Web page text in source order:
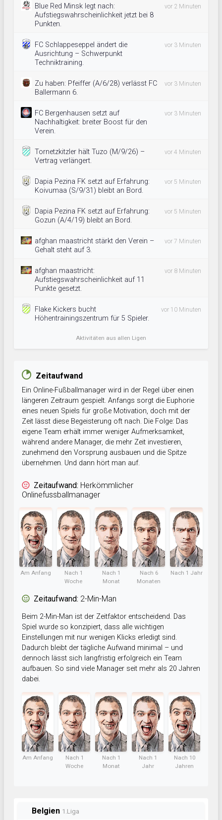
Blue Red Minsk legt nach:
Aufstiegswahrscheinlichkeit jetzt bei 8
Punkten.
vor 2 Minuten
FC Schlappeseppel ändert die
Ausrichtung – Schwerpunkt
Techniktraining.
vor 3 Minuten
Zu haben: Pfeiffer (A/6/28) verlässt FC
Ballermann 6.
vor 3 Minuten
FC Bergenhausen setzt auf
Nachhaltigkeit: breiter Boost für den
Verein.
vor 3 Minuten
Tornetzkitzler hält Tuzo (M/9/26) –
Vertrag verlängert.
vor 4 Minuten
Dapia Pezina FK setzt auf Erfahrung:
Koivumaa (S/9/31) bleibt an Bord.
vor 5 Minuten
Dapia Pezina FK setzt auf Erfahrung:
Gozun (A/4/19) bleibt an Bord.
vor 5 Minuten
afghan maastricht stärkt den Verein –
Gehalt steht auf 3.
vor 7 Minuten
afghan maastricht:
Aufstiegswahrscheinlichkeit auf 11
Punkte gesetzt.
vor 8 Minuten
Flake Kickers bucht
Höhentrainingszentrum für 5 Spieler.
vor 10 Minuten
Aktivitäten aus allen Ligen
Zeitaufwand
Ein Online-Fußballmanager wird in der Regel über einen
längeren Zeitraum gespielt. Anfangs sorgt die Euphorie
eines neuen Spiels für große Motivation, doch mit der
Zeit lässt diese Begeisterung oft nach. Die Folge: Das
eigene Team erhält immer weniger Aufmerksamkeit,
während andere Manager, die mehr Zeit investieren,
zunehmend den Vorsprung ausbauen und die Spitze
übernehmen. Und dann hört man auf.
Zeitaufwand: Herkömmlicher
Onlinefussballmanager
Am Anfang
Nach 1
Woche
Nach 1
Monat
Nach 6
Monaten
Nach 1 Jahr
Zeitaufwand: 2-Min-Man
Beim 2-Min-Man ist der Zeitfaktor entscheidend. Das
Spiel wurde so konzipiert, dass alle wichtigen
Einstellungen mit nur wenigen Klicks erledigt sind.
Dadurch bleibt der tägliche Aufwand minimal – und
dennoch lässt sich langfristig erfolgreich ein Team
aufbauen. So sind viele Manager seit mehr als 20 Jahren
dabei.
Am Anfang
Nach 1
Woche
Nach 1
Monat
Nach 1
Jahr
Nach 10
Jahren
Belgien 1.Liga